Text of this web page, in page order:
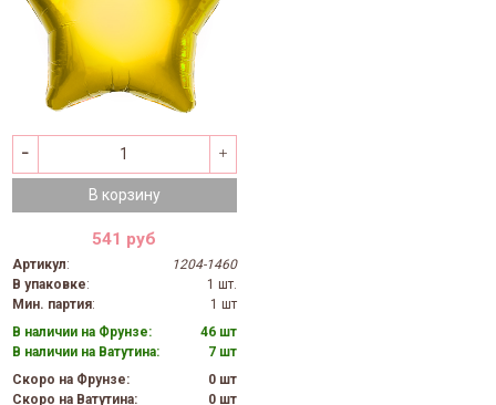
В корзину
541 руб
Артикул:
1204-1460
В упаковке:
1 шт.
Мин. партия:
1 шт
В наличии на Фрунзе:
46 шт
В наличии на Ватутина:
7 шт
Скоро на Фрунзе:
0 шт
Скоро на Ватутина:
0 шт